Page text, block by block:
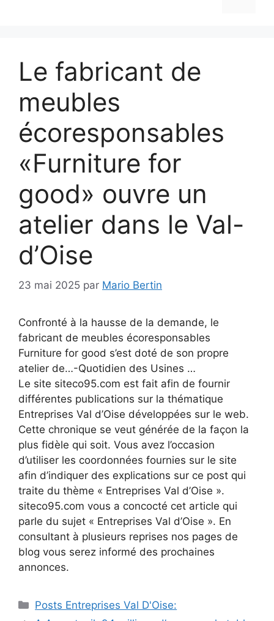
Le fabricant de
meubles
écoresponsables
«Furniture for
good» ouvre un
atelier dans le Val-
d’Oise
23 mai 2025 par Mario Bertin
Confronté à la hausse de la demande, le
fabricant de meubles écoresponsables
Furniture for good s’est doté de son propre
atelier de…-Quotidien des Usines …
Le site siteco95.com est fait afin de fournir
différentes publications sur la thématique
Entreprises Val d’Oise développées sur le web.
Cette chronique se veut générée de la façon la
plus fidèle qui soit. Vous avez l’occasion
d’utiliser les coordonnées fournies sur le site
afin d’indiquer des explications sur ce post qui
traite du thème « Entreprises Val d’Oise ».
siteco95.com vous a concocté cet article qui
parle du sujet « Entreprises Val d’Oise ». En
consultant à plusieurs reprises nos pages de
blog vous serez informé des prochaines
annonces.
Catégories
Posts Entreprises Val D'Oise: